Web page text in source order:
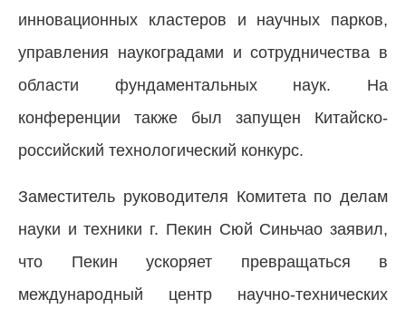
инновационных кластеров и научных парков,
управления наукоградами и сотрудничества в
области фундаментальных наук. На
конференции также был запущен Китайско-
российский технологический конкурс.
Заместитель руководителя Комитета по делам
науки и техники г. Пекин Сюй Синьчао заявил,
что Пекин ускоряет превращаться в
международный центр научно-технических